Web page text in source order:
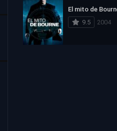
1969 1968
1966
9.5
2004